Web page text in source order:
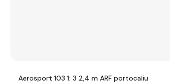
Aerosport 103 1: 3 2,4 m ARF portocaliu